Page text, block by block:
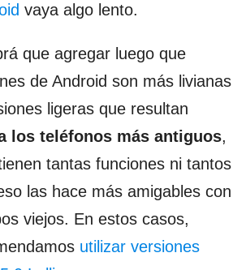
vaya algo lento.
que agregar luego que
de Android son más livianas
ligeras que resultan
los teléfonos más antiguos,
tantas funciones ni tantos
las hace más amigables con
viejos. En estos casos,
utilizar versiones